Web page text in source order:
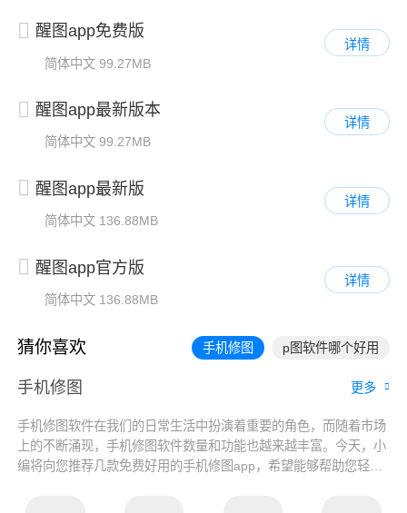
醒图app免费版
简体中文 99.27MB
详情
醒图app最新版本
简体中文 99.27MB
详情
醒图app最新版
简体中文 136.88MB
详情
醒图app官方版
简体中文 136.88MB
详情
猜你喜欢 手机修图 p图软件哪个好用
手机修图 更多
手机修图软件在我们的日常生活中扮演着重要的角色，而随着市场
上的不断涌现，手机修图软件数量和功能也越来越丰富。今天，小
编将向您推荐几款免费好用的手机修图app，希望能够帮助您轻松